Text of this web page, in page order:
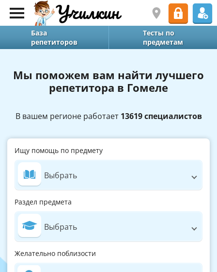
База
репетиторов
Тесты по
предметам
Мы поможем вам найти лучшего
репетитора в Гомеле
В вашем регионе работает 13619 специалистов
Ищу помощь по предмету
Выбрать
Раздел предмета
Выбрать
Желательно поблизости